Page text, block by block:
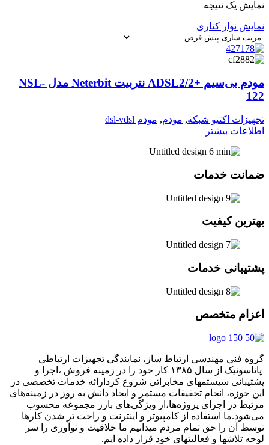
نمایش یک نتیجه
نمایش نوار کناری
مودم بی‌سیم +ADSL2/2 نتربیت Neterbit مدل NSL-
122
تجهیزات اکتیو شبکه, مودم, مودم dsl-vdsl
اطلاعات بیشتر
ضمانت خدمات
بهترین کیفیت
پشتیبانی خدمات
اعزام متخصص
گروه فنی مهندسی ارتباط ساز، نمایندگی تجهیزات ارتباطی
پاناسونیک از سال ۱۳۸۵ کار خود را در زمینه فروش ،اجرا و
پشتیبانی سیستمهای مخابراتی شروع کردارائه خدمات تخصصی در
این حوزه، انجام تحقیقات مستمر و ایجاد دانش به‌ روز در زمینه‌های
مرتبط در اجرای پروژه‌ها،از ویژگی‌های بارز مجموعه محسوب
می‌شود.ما استفاده از کامپیوتر و اینترنت و راحت تر شدن کارها
توسط آن را حق تمام مردم میدانیم ما خلاقیت و نوآوری را سر
لوحه تلاشها و فعالیتهای خود قرار داده ایم.